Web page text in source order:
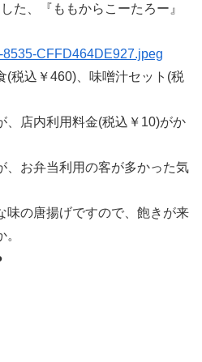
た、『ももからこーたろー』
(税込￥460)、味噌汁セット(税
、店内利用料金(税込￥10)がか
、お弁当利用の客が多かった気
味の唐揚げですので、飽きが来